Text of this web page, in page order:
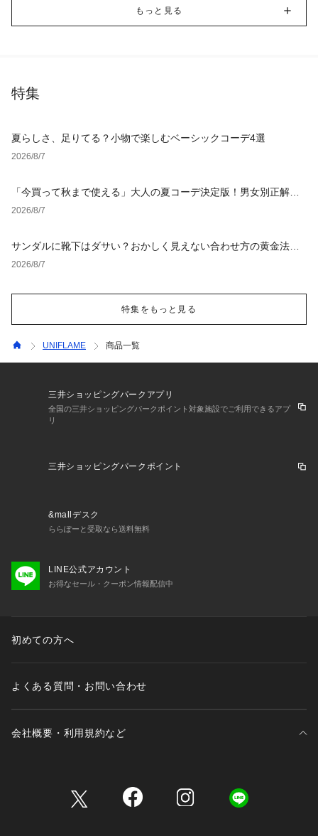
もっと見る
特集
夏らしさ、足りてる？小物で楽しむベーシックコーデ4選
2026/8/7
「今買って秋まで使える」大人の夏コーデ決定版！男女別正解ス
タイルとNGな着こなし
2026/8/7
サンダルに靴下はダサい？おかしく見えない合わせ方の黄金法則
と男女別おすすめコーデ
2026/8/7
特集をもっと見る
UNIFLAME 商品一覧
三井ショッピングパークアプリ
全国の三井ショッピングパークポイント対象施設でご利用できるアプ
リ
三井ショッピングパークポイント
&mallデスク
ららぽーと受取なら送料無料
LINE公式アカウント
お得なセール・クーポン情報配信中
初めての方へ
よくある質問・お問い合わせ
会社概要・利用規約など